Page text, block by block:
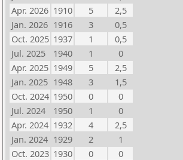
Apr. 2026 1910 5
2,5
Jan. 2026 1916 3
0,5
Oct. 2025 1937 1
0,5
Jul. 2025
1940 1
0
Apr. 2025 1949 5
2,5
Jan. 2025 1948 3
1,5
Oct. 2024 1950 0
0
Jul. 2024
1950 1
0
Apr. 2024 1932 4
2,5
Jan. 2024 1929 2
1
Oct. 2023 1930 0
0